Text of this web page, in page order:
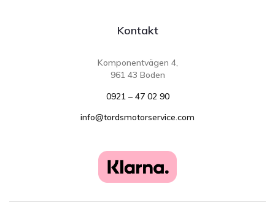
Kontakt
Komponentvägen 4,
961 43 Boden
0921 – 47 02 90
info@tordsmotorservice.com